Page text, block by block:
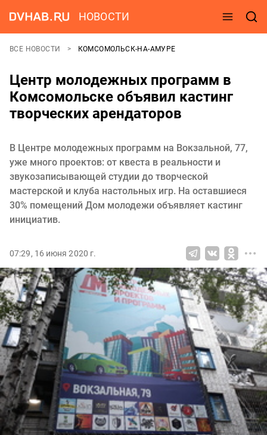
НОВОСТИ
ВСЕ НОВОСТИ КОМСОМОЛЬСК-НА-АМУРЕ
Центр молодежных программ в
Комсомольске объявил кастинг
творческих арендаторов
В Центре молодежных программ на Вокзальной, 77,
уже много проектов: от квеста в реальности и
звукозаписывающей студии до творческой
мастерской и клуба настольных игр. На оставшиеся
30% помещений Дом молодежи объявляет кастинг
инициатив.
07:29, 16 июня 2020 г.